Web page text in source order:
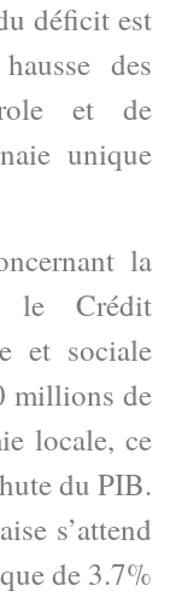
déficit est
des
et de
unique
la
le Crédit
et sociale
millions de
locale, ce
du PIB.
s’attend
de 3.7%